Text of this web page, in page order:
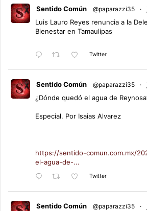
Sentido Común @paparazzi35 ·
Luis Lauro Reyes renuncia a la
Bienestar en Tamaulipas
Twitter
Sentido Común @paparazzi35 ·
¿Dónde quedó el agua de
Especial. Por Isaias Alvarez
https://sentido-comun.com.mx/
el-agua-de-...
Twitter
Sentido Común @paparazzi35 ·